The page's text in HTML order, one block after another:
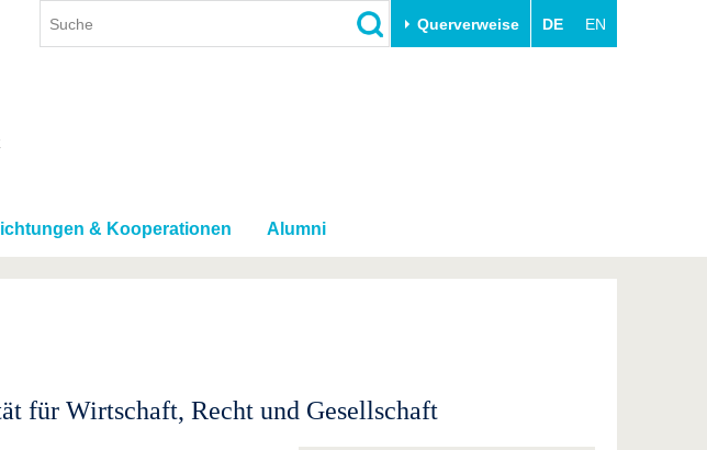
Querverweise DE EN
Weiterbildung
Kontakt
Forschungskooperationen
Gründen an der BTU
& Kooperationen Alumni
für Wirtschaft, Recht und Gesellschaft